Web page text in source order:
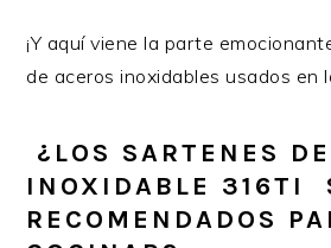
¡Y aquí viene la parte
de aceros inoxidables usados en
¿LOS SARTENES
INOXIDABLE 316TI
RECOMENDADOS